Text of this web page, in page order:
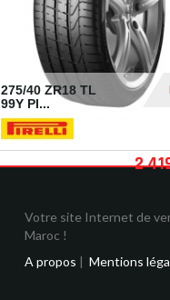
275/40 ZR18 TL
99Y PI...
2
Votre site Internet de
Maroc !
A propos | Mentions